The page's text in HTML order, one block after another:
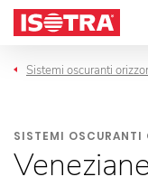
Vai al contenuto
Sistemi oscuranti
SISTEMI OSCURANTI